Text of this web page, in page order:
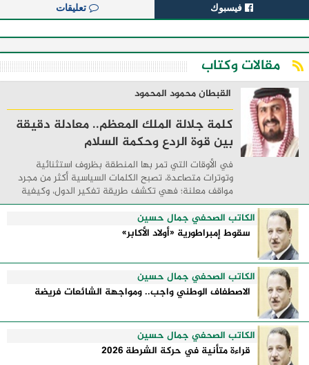
فيسبوك تعليقات
مقالات وكتاب
القبطان محمود المحمود
كلمة جلالة الملك المعظم.. معادلة دقيقة
بين قوة الردع وحكمة السلام
في الأوقات التي تمر بها المنطقة بظروف استثنائية
وتوترات متصاعدة، تصبح الكلمات السياسية أكثر من مجرد
مواقف معلنة؛ فهي تكشف طريقة تفكير الدول، وكيفية
إدارتها للأزمات، والحدود التي تفصل بين القوة ...
الكاتب الصحفي جمال حسين
سقوط إمبراطورية «أولاد الأكابر»
الكاتب الصحفي جمال حسين
الاصطفاف الوطني واجب.. ومواجهة الشائعات فريضة
الكاتب الصحفي جمال حسين
قراءة متأنية في حركة الشرطة 2026